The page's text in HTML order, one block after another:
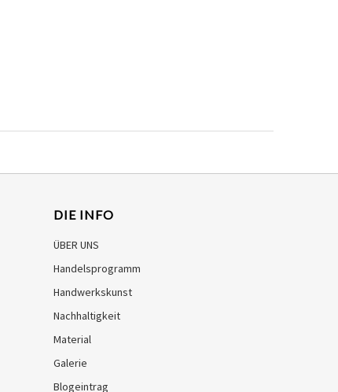
DIE INFO
ÜBER UNS
Handelsprogramm
Handwerkskunst
Nachhaltigkeit
Material
Galerie
Blogeintrag